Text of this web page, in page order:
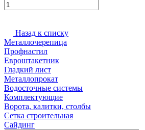
Назад к списку
Металлочерепица
Профнастил
Евроштакетник
Гладкий лист
Металлопрокат
Водосточные системы
Комплектующие
Ворота, калитки, столбы
Сетка строительная
Сайдинг